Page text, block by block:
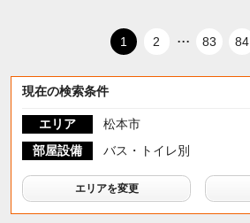
1 2 ... 83 84
現在の検索条件
エリア
松本市
部屋設備
バス・トイレ別
エリアを変更